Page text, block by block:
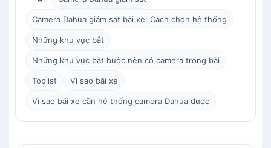
Camera Dahua giám sát bãi xe: Cách chọn hệ thống
Những khu vực bắt
Những khu vực bắt buộc nên có camera trong bãi
Toplist Vì sao bãi xe
Vì sao bãi xe cần hệ thống camera Dahua được